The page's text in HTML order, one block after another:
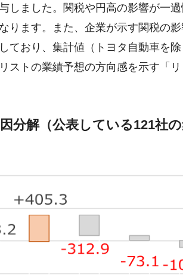
しました。関税や円高の影響が一
ります。また、企業が示す関税の
ており、集計値（トヨタ自動車を
ストの業績予想の方向感を示す「
分解（公表している121社の